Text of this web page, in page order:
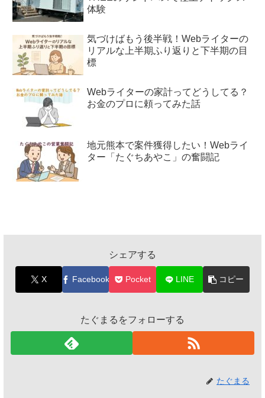
体験
気づけばもう後半戦！Webライターの
リアルな上半期ふり返りと下半期の目
標
Webライターの家計ってどうしてる？
お金のプロに頼ってみた話
地元熊本で案件獲得したい！Webライ
ター「たぐちあやこ」の奮闘記
シェアする
X Facebook Pocket LINE コピー
たぐまるをフォローする
たぐまる